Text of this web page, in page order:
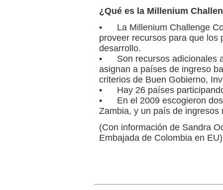
¿Qué es la Millenium
• La Millenium Challenge
proveer recursos para que los
desarrollo.
• Son recursos adicionales a
asignan a países de ingreso
criterios de Buen Gobierno,
• Hay 26 países
• En el 2009 escogieron dos
Zambia, y un país de ingresos
(Con información de Sandra
Embajada de Colombia en EU)